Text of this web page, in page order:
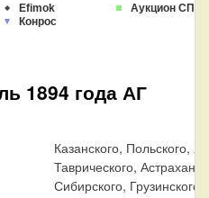
Efimok
Аукцион СПБ
Конрос
1894 года АГ
Казанского, Польского,
Таврического,
Сибирского, Грузинского